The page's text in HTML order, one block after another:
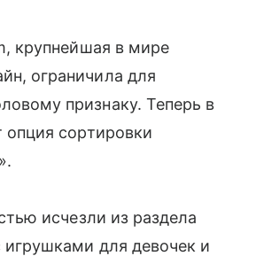
крупнейшая в мире
ограничила для
признаку. Теперь в
опция сортировки
исчезли из раздела
для девочек и